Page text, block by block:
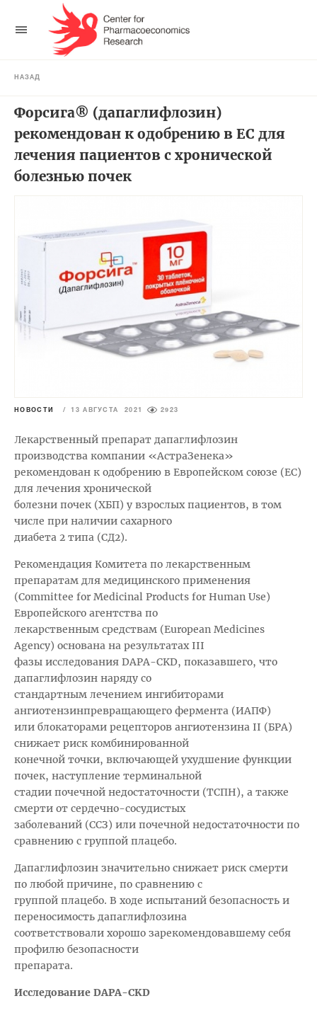
НАЗАД
Форсига® (дапаглифлозин)
рекомендован к одобрению в ЕС для
лечения пациентов с хронической
болезнью почек
НОВОСТИ / 13 АВГУСТА 2021 2923
Лекарственный препарат дапаглифлозин
производства компании «АстраЗенека»
рекомендован к одобрению в Европейском союзе (ЕС)
для лечения хронической
болезни почек (ХБП) у взрослых пациентов, в том
числе при наличии сахарного
диабета 2 типа (СД2).
Рекомендация Комитета по лекарственным
препаратам для медицинского применения
(Committee for Medicinal Products for Human Use)
Европейского агентства по
лекарственным средствам (European Medicines
Agency) основана на результатах III
фазы исследования DAPA-CKD, показавшего, что
дапаглифлозин наряду со
стандартным лечением ингибиторами
ангиотензинпревращающего фермента (ИАПФ)
или блокаторами рецепторов ангиотензина II (БРА)
снижает риск комбинированной
конечной точки, включающей ухудшение функции
почек, наступление терминальной
стадии почечной недостаточности (ТСПН), а также
смерти от сердечно-сосудистых
заболеваний (ССЗ) или почечной недостаточности по
сравнению с группой плацебо.
Дапаглифлозин значительно снижает риск смерти
по любой причине, по сравнению с
группой плацебо. В ходе испытаний безопасность и
переносимость дапаглифлозина
соответствовали хорошо зарекомендовавшему себя
профилю безопасности
препарата.
Исследование DAPA-CKD